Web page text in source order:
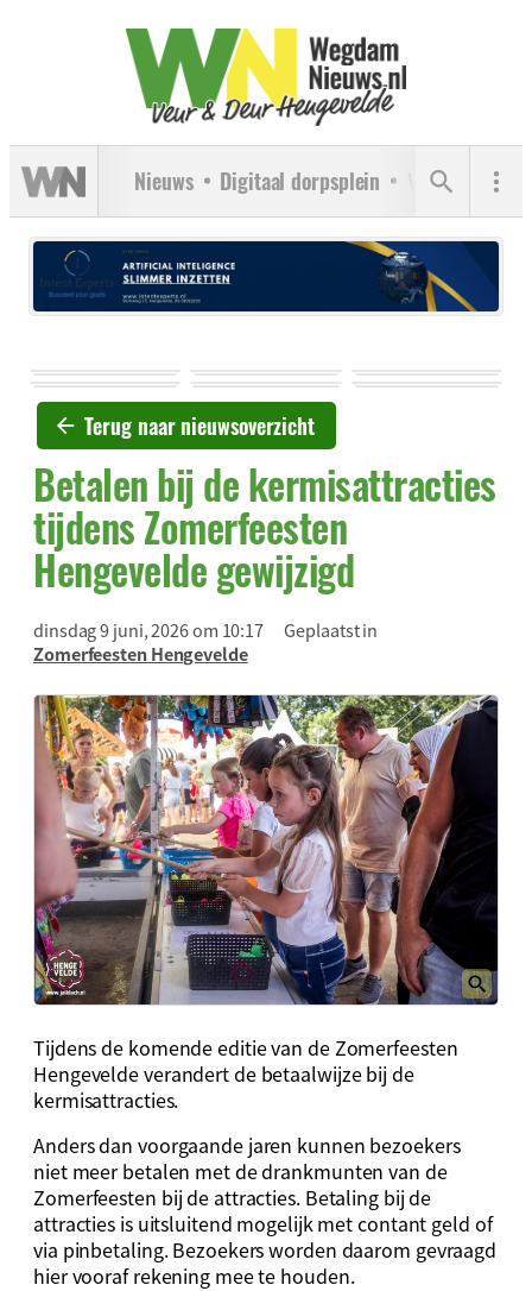
Nieuws Digitaal dorpsplein Verenigingen
Terug naar nieuwsoverzicht
Betalen bij de kermisattracties
tijdens Zomerfeesten
Hengevelde gewijzigd
dinsdag 9 juni, 2026 om 10:17
Geplaatst in
Zomerfeesten Hengevelde
Tijdens de komende editie van de Zomerfeesten
Hengevelde verandert de betaalwijze bij de
kermisattracties.
Anders dan voorgaande jaren kunnen bezoekers
niet meer betalen met de drankmunten van de
Zomerfeesten bij de attracties. Betaling bij de
attracties is uitsluitend mogelijk met contant geld of
via pinbetaling. Bezoekers worden daarom gevraagd
hier vooraf rekening mee te houden.